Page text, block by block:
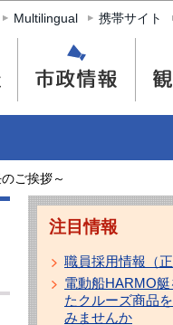
Multilingual 携帯サイト
ご挨拶～
注目情報
職員採用情報（正
電動船HARMO艇
たクルーズ商品
みませんか